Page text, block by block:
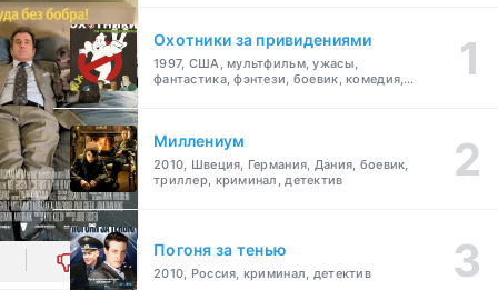
0
Охотники за привидениями
1997, США, мультфильм, ужасы,
фантастика, фэнтези, боевик, комедия,
Миллениум
2010, Швеция, Германия, Дания, боевик,
триллер, криминал, детектив
Погоня за тенью
2010, Россия, криминал, детектив